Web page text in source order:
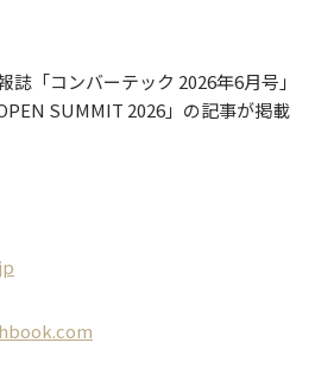
誌「コンバーテック 2026年6月号」
SUMMIT 2026」の記事が掲載